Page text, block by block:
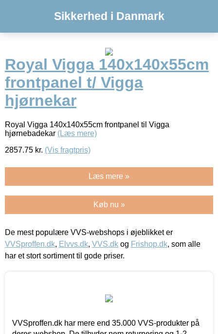
Sikkerhed i Danmark
Royal Vigga 140x140x55cm
frontpanel t/ Vigga
hjørnekar
Royal Vigga 140x140x55cm frontpanel til Vigga
hjørnebadekar (Læs mere)
2857.75 kr. (Vis fragtpris)
Læs mere »
Køb nu »
De mest populære VVS-webshops i øjeblikket er
VVSproffen.dk, Elvvs.dk, VVS.dk og Frishop.dk, som alle
har et stort sortiment til gode priser.
VVSproffen.dk har mere end 35.000 VVS-produkter på